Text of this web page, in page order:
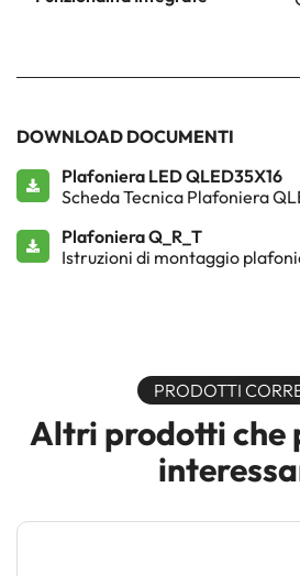
DOWNLOAD DOCUMENTI
Plafoniera LED QLED35X16
Scheda Tecnica Plafoniera
Plafoniera Q_R_T
Istruzioni di montaggio
PRODOTTI
Altri prodotti che